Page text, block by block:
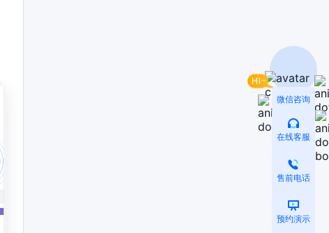
微信咨询
在线客服
售前电话
预约演示